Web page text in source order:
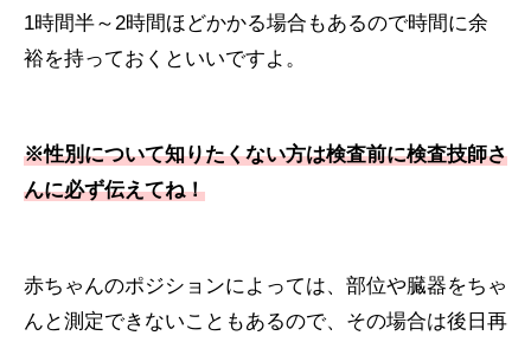
1時間半～2時間ほどかかる場合もあるので時間に余
裕を持っておくといいですよ。
※性別について知りたくない方は検査前に検査技師さ
んに必ず伝えてね！
赤ちゃんのポジションによっては、部位や臓器をちゃ
んと測定できないこともあるので、その場合は後日再